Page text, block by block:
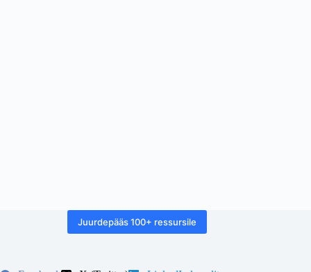
Juurdepääs 100+ ressursile